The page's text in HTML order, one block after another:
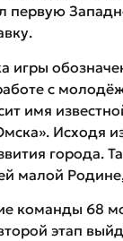
первую
игры
с
имя
Исходя
города.
малой
команды 68
этап